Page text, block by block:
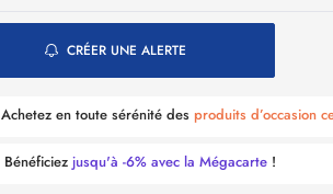
CRÉER UNE ALERTE
Achetez en toute sérénité des produits d’occasion
Bénéficiez jusqu'à -6% avec la Mégacarte !